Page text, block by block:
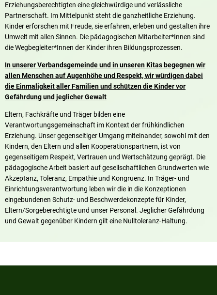
Erziehungsberechtigten eine gleichwürdige und verlässliche
Partnerschaft. Im Mittelpunkt steht die ganzheitliche Erziehung.
Kinder erforschen mit Freude, sie erfahren, erleben und gestalten ihre
Umwelt mit allen Sinnen. Die pädagogischen Mitarbeiter*Innen sind
die Wegbegleiter*Innen der Kinder ihren Bildungsprozessen.
In unserer Verbandsgemeinde und in unseren Kitas begegnen wir
allen Menschen auf Augenhöhe und Respekt, wir würdigen dabei
die Einmaligkeit aller Familien und schützen die Kinder vor
Gefährdung und jeglicher Gewalt
Eltern, Fachkräfte und Träger bilden eine
Verantwortungsgemeinschaft im Kontext der frühkindlichen
Erziehung. Unser gegenseitiger Umgang miteinander, sowohl mit den
Kindern, den Eltern und allen Kooperationspartnern, ist von
gegenseitigem Respekt, Vertrauen und Wertschätzung geprägt. Die
pädagogische Arbeit basiert auf gesellschaftlichen Grundwerten wie
Akzeptanz, Toleranz, Empathie und Kongruenz. In Träger- und
Einrichtungsverantwortung leben wir die in die Konzeptionen
eingebundenen Schutz- und Beschwerdekonzepte für Kinder,
Eltern/Sorgeberechtigte und unser Personal. Jeglicher Gefährdung
und Gewalt gegenüber Kindern gilt eine Nulltoleranz-Haltung.